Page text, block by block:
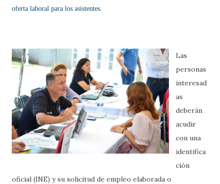
oferta laboral para los asistentes.
Las
personas
interesad
as
deberán
acudir
con una
identifica
ción
oficial (INE) y su solicitud de empleo elaborada o